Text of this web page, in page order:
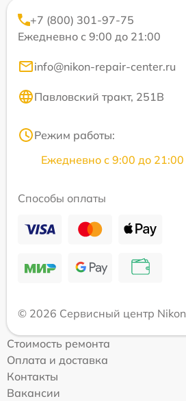
+7 (800) 301-97-75
Ежедневно с 9:00 до 21:00
info@nikon-repair-center.ru
Павловский тракт, 251В
Режим работы:
Ежедневно с 9:00 до 21:00
Способы оплаты
© 2026 Сервисный центр Nikon
Стоимость ремонта
Оплата и доставка
Контакты
Вакансии